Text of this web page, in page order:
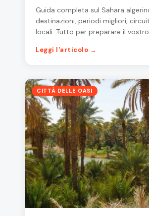
Guida completa sul Sahara
destinazioni, periodi migliori,
locali. Tutto per preparare il
Leggi l'articolo →
CITTÀ DELLE OASI